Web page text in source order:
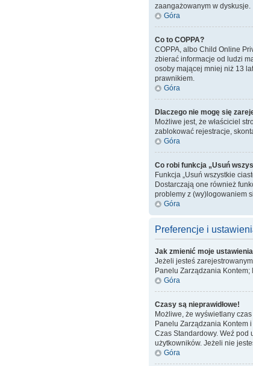
zaangażowanym w dyskusje.
Góra
Co to COPPA?
COPPA, albo Child Online
zbierać informacje od ludzi
osoby mającej mniej niż 13
prawnikiem.
Góra
Dlaczego nie mogę się
Możliwe jest, że właściciel
zablokować rejestracje,
Góra
Co robi funkcja „Usuń
Funkcja „Usuń wszystkie
Dostarczają one również
problemy z (wy)logowaniem
Góra
Preferencje i
Jak zmienić moje
Jeżeli jesteś
Panelu Zarządzania
Góra
Czasy są nieprawidłowe!
Możliwe, że wyświetlany
Panelu Zarządzania Kontem
Czas Standardowy. Weź pod
użytkowników. Jeżeli nie
Góra